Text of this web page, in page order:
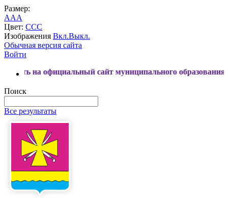
Размер:
AAA
Цвет: CCC
Изображения Вкл.Выкл.
Обычная версия сайта
Войти
сайт муниципального образования Динской
Поиск
Все результаты